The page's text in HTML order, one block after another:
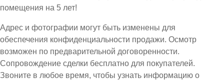
помещения на 5 лет!
Адрес и фотографии могут быть изменены для
обеспечения конфиденциальности продажи. Осмотр
возможен по предварительной договоренности.
Сопровождение сделки бесплатно для покупателей.
Звоните в любое время, чтобы узнать информацию о